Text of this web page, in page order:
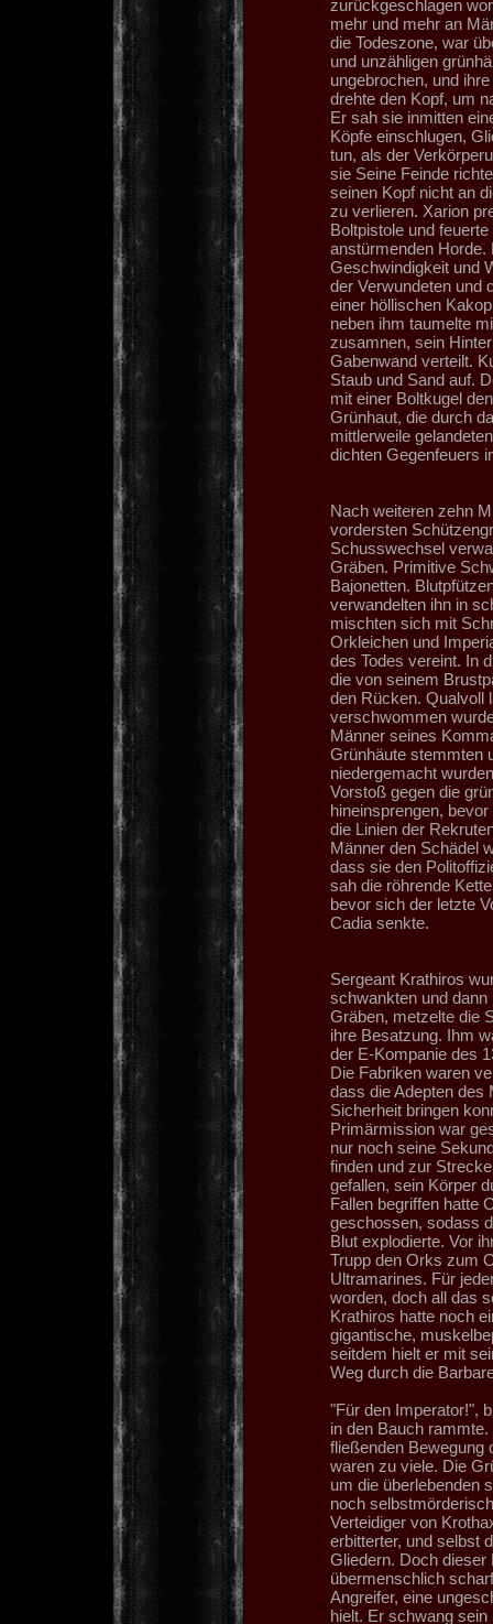
zurückgeschlagen
mehr und mehr an
die Todeszone, war
und unzähligen
ungebrochen, und
drehte den Kopf, um
Er sah sie inmitten
Köpfe einschlugen,
tun, als der
sie Seine Feinde
seinen Kopf nicht an
zu verlieren. Xarion
Boltpistole und
anstürmenden Horde.
Geschwindigkeit und
der Verwundeten und
einer höllischen
neben ihm taumelte
zusamnen, sein
Gabenwand verteilt.
Staub und Sand auf.
mit einer Boltkugel
Grünhaut, die durch
mittlerweile
dichten Gegenfeuers
Nach weiteren zehn
vordersten
Schusswechsel
Gräben. Primitive
Bajonetten.
verwandelten ihn in
mischten sich mit
Orkleichen und
des Todes vereint. In
die von seinem
den Rücken. Qualvoll
verschwommen
Männer seines
Grünhäute stemmten
niedergemacht
Vorstoß gegen die
hineinsprengen,
die Linien der
Männer den Schädel
dass sie den
sah die röhrende
bevor sich der letzte
Cadia senkte.
Sergeant Krathiros
schwankten und
Gräben, metzelte die
ihre Besatzung. Ihm
der E-Kompanie des
Die Fabriken waren
dass die Adepten des
Sicherheit bringen
Primärmission war
nur noch seine
finden und zur
gefallen, sein Körper
Fallen begriffen hatte
geschossen, sodass
Blut explodierte. Vor
Trupp den Orks zum
Ultramarines. Für
worden, doch all das
Krathiros hatte noch
gigantische,
seitdem hielt er mit
Weg durch die
"Für den Imperator!",
in den Bauch
fließenden Bewegung
waren zu viele. Die
um die überlebenden
noch
Verteidiger von
erbitterter, und selbst
Gliedern. Doch dieser
übermenschlich
Angreifer, eine
hielt. Er schwang